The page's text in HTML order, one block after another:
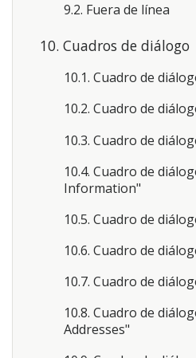
9.2. Fuera de línea
10. Cuadros de diálogo
10.1. Cuadro de
10.2. Cuadro de
10.3. Cuadro de
10.4. Cuadro de
Information"
10.5. Cuadro de
10.6. Cuadro de
10.7. Cuadro de
10.8. Cuadro de
Addresses"